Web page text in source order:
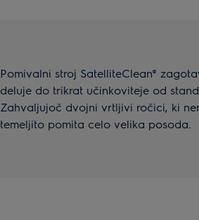
Pomivalni stroj SatelliteClean®
deluje do trikrat učinkoviteje od
Zahvaljujoč dvojni vrtljivi ročici, ki
temeljito pomita celo velika posoda.